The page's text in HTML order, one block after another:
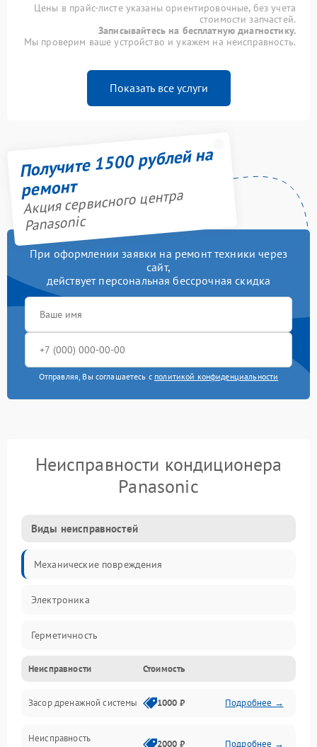
Цены в прайс-листе указаны ориентировочные, без учета
стоимости запчастей.
Записывайтесь на бесплатную диагностику.
Мы проверим ваше устройство и укажем на неисправность.
Показать все услуги
Получите 1500 рублей на
ремонт
Акция сервисного центра
Panasonic
При оформлении заявки на ремонт техники через
сайт,
действует персональная бессрочная скидка
Отправляя, Вы соглашаетесь с политикой конфиденциальности
Неисправности кондиционера
Panasonic
Виды неисправностей
Механические повреждения
Электроника
Герметичность
Механика
Управление
Электропитание
Неисправности Стоимость
Засор дренажной системы 1000 ₽ Подробнее →
Неисправность
2000 ₽ Подробнее →